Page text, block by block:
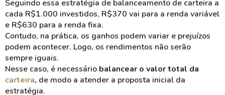
Seguindo essa estratégia de balanceamento de carteira a
cada R$1.000 investidos, R$370 vai para a renda variável
e R$630 para a renda fixa.
Contudo, na prática, os ganhos podem variar e prejuízos
podem acontecer. Logo, os rendimentos não serão
sempre iguais.
Nesse caso, é necessário balancear o valor total da
carteira, de modo a atender a proposta inicial da
estratégia.